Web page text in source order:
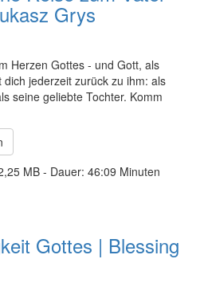
Grys
Herzen Gottes - und Gott, als
jederzeit zurück zu ihm: als
seine geliebte Tochter. Komm
MB - Dauer: 46:09 Minuten
Gottes | Blessing